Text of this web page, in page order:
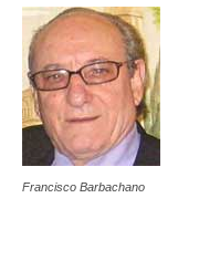
Francisco Barbachano